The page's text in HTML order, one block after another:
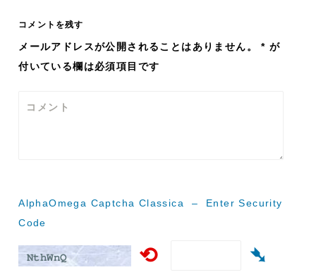
ゲ
ー
ョ
コメントを残す
メールアドレスが公開されることはありません。 * が
付いている欄は必須項目です
コメント
AlphaOmega Captcha Classica – Enter Security
Code
⟲ ➴